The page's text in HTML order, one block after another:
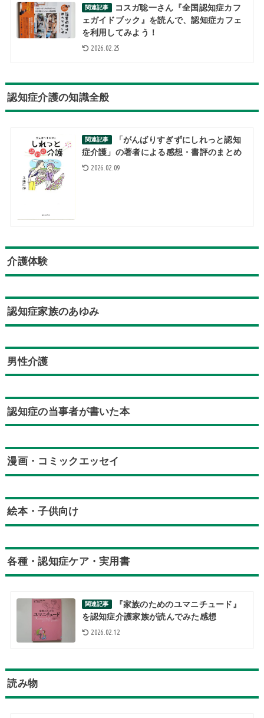
関連記事
コスガ聡一さん『全国認知症カフ
ェガイドブック』を読んで、認知症カフェ
を利用してみよう！
2026.02.25
認知症介護の知識全般
関連記事
「がんばりすぎずにしれっと認知
症介護」の著者による感想・書評のまとめ
2026.02.09
介護体験
認知症家族のあゆみ
男性介護
認知症の当事者が書いた本
漫画・コミックエッセイ
絵本・子供向け
各種・認知症ケア・実用書
関連記事
『家族のためのユマニチュード』
を認知症介護家族が読んでみた感想
2026.02.12
読み物